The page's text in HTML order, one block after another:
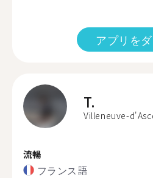
アプリを
T.
Villeneuve-
流暢
フランス語